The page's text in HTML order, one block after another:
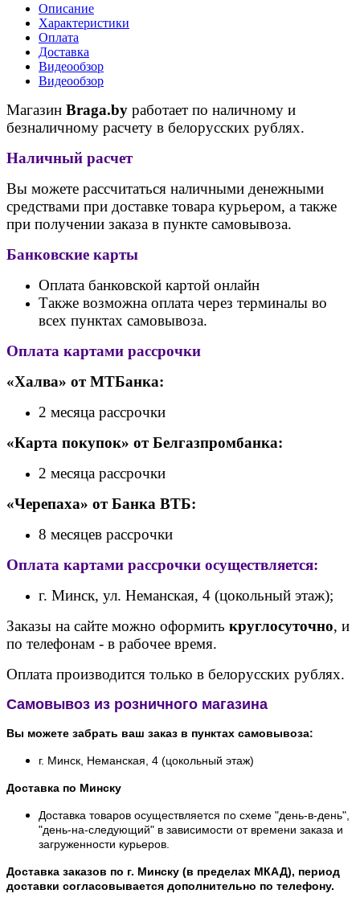
Описание
Характеристики
Оплата
Доставка
Видеообзор
Видеообзор
Магазин Braga.by работает по наличному и
безналичному расчету в белорусских рублях.
Наличный расчет
Вы можете рассчитаться наличными денежными
средствами при доставке товара курьером, а также
при получении заказа в пункте самовывоза.
Банковские карты
Оплата банковской картой онлайн
Также возможна оплата через терминалы во
всех пунктах самовывоза.
Оплата картами рассрочки
«Халва» от МТБанка:
2 месяца рассрочки
«Карта покупок» от Белгазпромбанка:
2 месяца рассрочки
«Черепаха» от Банка ВТБ:
8 месяцев рассрочки
Оплата картами рассрочки осуществляется:
г. Минск, ул. Неманская, 4 (цокольный этаж);
Заказы на сайте можно оформить круглосуточно, и
по телефонам - в рабочее время.
Оплата производится только в белорусских рублях.
Самовывоз из розничного магазина
Вы можете забрать ваш заказ в пунктах самовывоза:
г. Минск, Неманская, 4 (цокольный этаж)
Доставка по Минску
Доставка товаров осуществляется по схеме "день-в-день",
"день-на-следующий" в зависимости от времени заказа и
загруженности курьеров.
Доставка заказов по г. Минску (в пределах МКАД), период
доставки согласовывается дополнительно по телефону.